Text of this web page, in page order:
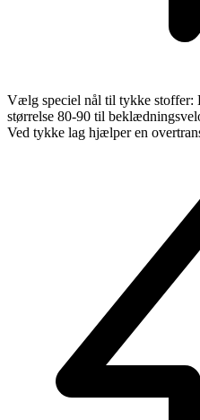
Vælg speciel nål til tykke stoffer:
størrelse 80-90 til
Ved tykke lag hjælper en